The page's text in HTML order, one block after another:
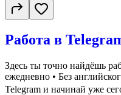
Работа в
Здесь ты точно найдёшь
ежедневно • Без
Telegram и начинай уже